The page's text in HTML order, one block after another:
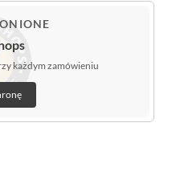
każdym zamówieniu